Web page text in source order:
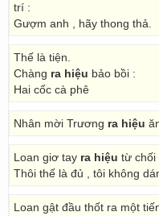
trí :
Gượm anh , hãy thong thả.
Thế là tiện.
Chàng ra hiệu bảo bồi :
Hai cốc cà phê
Nhân mời Trương ra hiệu
Loan giơ tay ra hiệu từ chối
Thôi thế là đủ , tôi không
Loan gật đầu thốt ra một